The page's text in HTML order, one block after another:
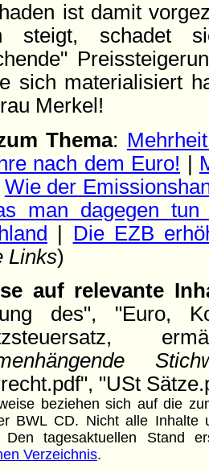
ist damit
steigt, schadet
sich materialisiert
Merkel!
Thema:
nach dem Euro! |
Wie der
man dagegen tun
| Die EZB
Links)
auf relevante
des", "Euro,
"USt
beziehen sich auf die
BWL CD. Nicht alle Inhalte
Den tagesaktuellen Stand
Verzeichnis.